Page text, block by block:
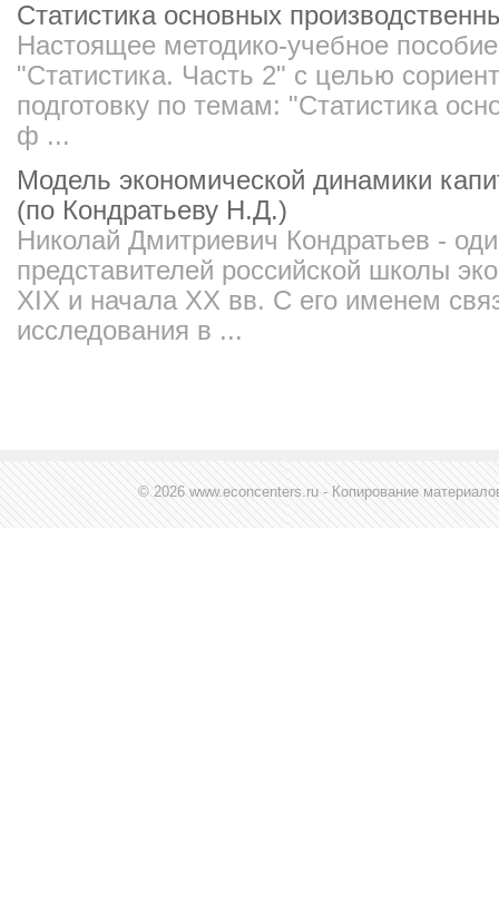
Статистика основных
Настоящее методико-учебное
"Статистика. Часть 2" с целью
подготовку по темам: "Статистика
ф ...
Модель экономической динамики
(по Кондратьеву Н.Д.)
Николай Дмитриевич Кондратьев -
представителей российской школы
XIX и начала XX вв. С его именем
исследования в ...
© 2026 www.econcenters.ru - Копирование